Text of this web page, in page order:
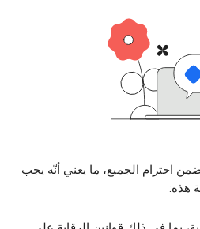
احترام الجميع، ما يعني أنّه يجب
هذه: